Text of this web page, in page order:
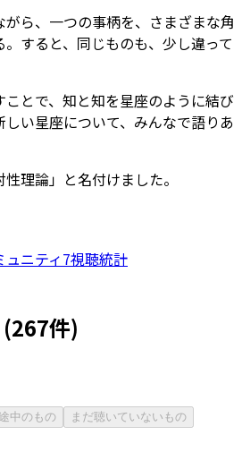
ら、一つの事柄を、さまざまな角
すると、同じものも、少し違って
とで、知と知を星座のように結び
い星座について、みんなで語りあ
理論」と名付けました。
ュニティ7視聴統計
267件)
中のもの
まだ聴いていないもの